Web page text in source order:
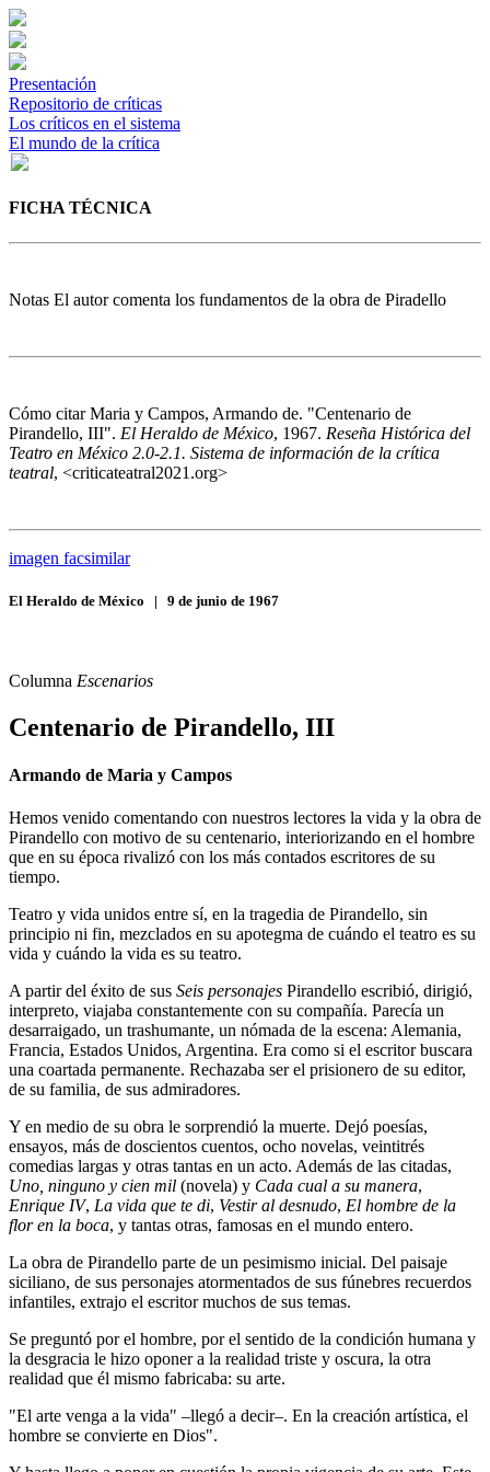
Presentación
Repositorio de críticas
Los críticos en el sistema
El mundo de la crítica
FICHA TÉCNICA
Notas El autor comenta los fundamentos de la obra de Piradello
Cómo citarMaria y Campos, Armando de. "Centenario de
Pirandello, III". El Heraldo de México, 1967. Reseña Histórica del
Teatro en México 2.0-2.1. Sistema de información de la crítica
teatral, <criticateatral2021.org>
imagen facsimilar
El Heraldo de México | 9 de junio de 1967
Columna Escenarios
Centenario de Pirandello, III
Armando de Maria y Campos
Hemos venido comentando con nuestros lectores la vida y la obra de
Pirandello con motivo de su centenario, interiorizando en el hombre
que en su época rivalizó con los más contados escritores de su
tiempo.
Teatro y vida unidos entre sí, en la tragedia de Pirandello, sin
principio ni fin, mezclados en su apotegma de cuándo el teatro es su
vida y cuándo la vida es su teatro.
A partir del éxito de sus Seis personajes Pirandello escribió, dirigió,
interpreto, viajaba constantemente con su compañía. Parecía un
desarraigado, un trashumante, un nómada de la escena: Alemania,
Francia, Estados Unidos, Argentina. Era como si el escritor buscara
una coartada permanente. Rechazaba ser el prisionero de su editor,
de su familia, de sus admiradores.
Y en medio de su obra le sorprendió la muerte. Dejó poesías,
ensayos, más de doscientos cuentos, ocho novelas, veintitrés
comedias largas y otras tantas en un acto. Además de las citadas,
Uno, ninguno y cien mil (novela) y Cada cual a su manera,
Enrique IV, La vida que te di, Vestir al desnudo, El hombre de la
flor en la boca, y tantas otras, famosas en el mundo entero.
La obra de Pirandello parte de un pesimismo inicial. Del paisaje
siciliano, de sus personajes atormentados de sus fúnebres recuerdos
infantiles, extrajo el escritor muchos de sus temas.
Se preguntó por el hombre, por el sentido de la condición humana y
la desgracia le hizo oponer a la realidad triste y oscura, la otra
realidad que él mismo fabricaba: su arte.
"El arte venga a la vida" –llegó a decir–. En la creación artística, el
hombre se convierte en Dios".